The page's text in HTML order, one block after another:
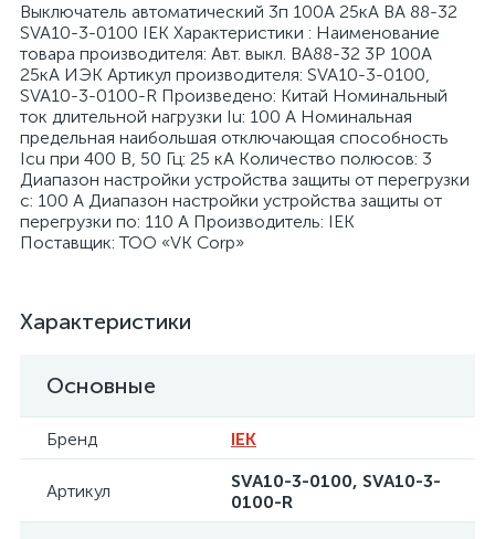
Выключатель автоматический 3п 100А 25кА ВА 88-32
SVA10-3-0100 IEK Характеристики : Наименование
товара производителя: Авт. выкл. ВА88-32 3Р 100А
25кА ИЭК Артикул производителя: SVA10-3-0100,
SVA10-3-0100-R Произведено: Китай Номинальный
ток длительной нагрузки Iu: 100 А Номинальная
предельная наибольшая отключающая способность
Icu при 400 В, 50 Гц: 25 кА Количество полюсов: 3
Диапазон настройки устройства защиты от перегрузки
с: 100 А Диапазон настройки устройства защиты от
перегрузки по: 110 А Производитель: IEK
Поставщик: ТОО «VK Corp»
Характеристики
Основные
Бренд IEK
Артикул
SVA10-3-0100, SVA10-3-
0100-R